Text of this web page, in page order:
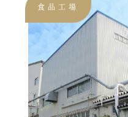
食品工場